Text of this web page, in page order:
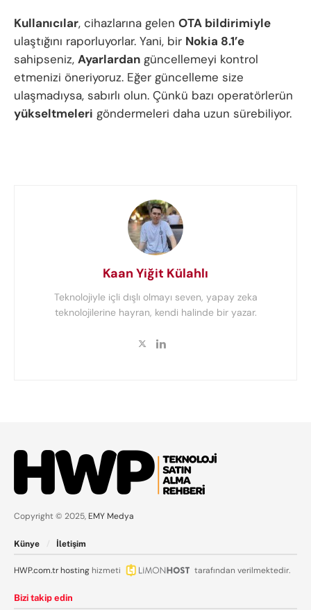
Kullanıcılar, cihazlarına gelen OTA bildirimiyle
ulaştığını raporluyorlar. Yani, bir Nokia 8.1’e
sahipseniz, Ayarlardan güncellemeyi kontrol
etmenizi öneriyoruz. Eğer güncelleme size
ulaşmadıysa, sabırlı olun. Çünkü bazı operatörlerün
yükseltmeleri göndermeleri daha uzun sürebiliyor.
Kaan Yiğit Külahlı
Teknolojiyle içli dışlı olmayı seven, yapay zeka
teknolojilerine hayran, kendi halinde bir yazar.
Copyright © 2025, EMY Medya
Künye İletişim
HWP.com.trhosting hizmeti tarafından verilmektedir.
Bizi takip edin